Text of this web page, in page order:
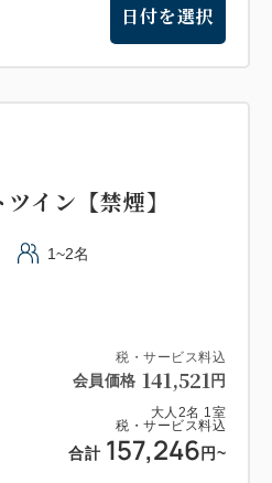
日付を選択
税・サービス料込
会員価格 141,521 円
大人 2名 1 室
税・サービス料込
合計 157,246 円~
イン【禁煙】
1~2名